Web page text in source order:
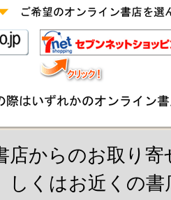
店からのお取り
しくはお近くの書